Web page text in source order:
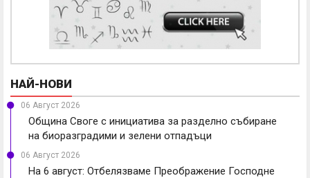
НАЙ-НОВИ
06 Август 2026
Община Своге с инициатива за разделно събиране
на биоразградими и зелени отпадъци
06 Август 2026
На 6 август: Отбелязваме Преображение Господне